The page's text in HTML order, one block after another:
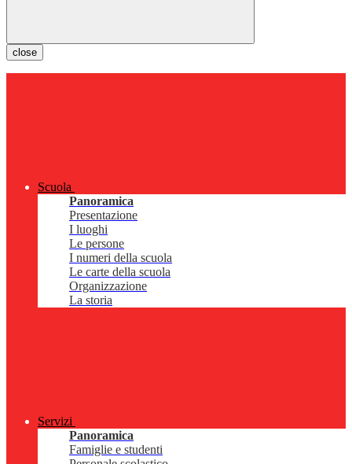
close
Scuola
Panoramica
Presentazione
I luoghi
Le persone
I numeri della scuola
Le carte della scuola
Organizzazione
La storia
Servizi
Panoramica
Famiglie e studenti